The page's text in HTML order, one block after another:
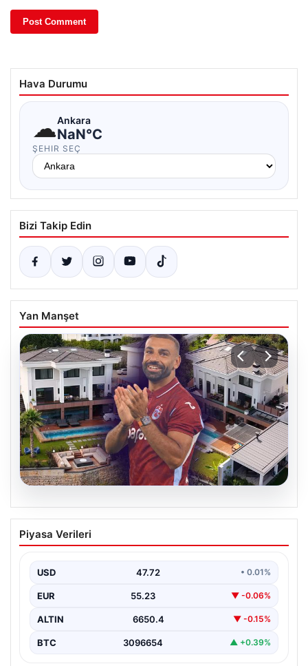
Hava Durumu
☁Ankara
NaN°C
ŞEHIR SEÇ
Bizi Takip Edin
Yan Manşet
Salah’ın Trabzon’da yaşayacağı lüks
villa belli oldu! Resmen yok yok…
Piyasa Verileri
USD 47.72 • 0.01%
EUR 55.23 ▼ -0.06%
ALTIN 6650.4 ▼ -0.15%
BTC 3096654 ▲ +0.39%